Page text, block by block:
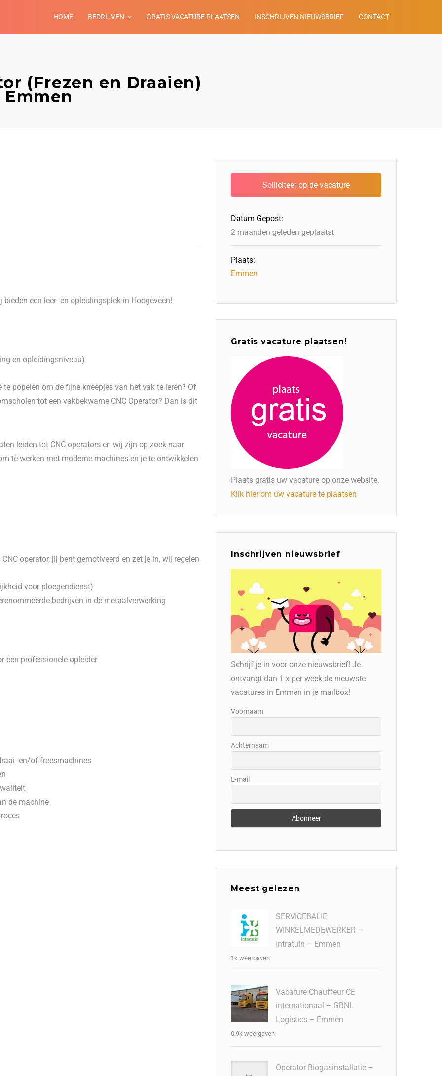
HOME BEDRIJVEN GRATIS VACATURE PLAATSEN INSCHRIJVEN NIEUWSBRIEF CONTACT
(Frezen en Draaien)
een leer- en opleidingsplek in Hoogeveen!
en opleidingsniveau)
popelen om de fijne kneepjes van het vak te leren? Of
tot een vakbekwame CNC Operator? Dan is dit
leiden tot CNC operators en wij zijn op zoek naar
te werken met moderne machines en je te ontwikkelen
operator, jij bent gemotiveerd en zet je in, wij regelen
voor ploegendienst)
bedrijven in de metaalverwerking
een professionele opleider
en/of freesmachines
de machine
Datum Gepost:
2 maanden geleden geplaatst
Plaats:
Emmen
Gratis vacature plaatsen!
Plaats gratis uw vacature op onze website.
Klik hier om uw vacature te plaatsen
Inschrijven nieuwsbrief
Schrijf je in voor onze nieuwsbrief! Je
ontvangt dan 1 x per week de nieuwste
vacatures in Emmen in je mailbox!
Voornaam
Achternaam
E-mail
Meest gelezen
SERVICEBALIE
WINKELMEDEWERKER –
Intratuin – Emmen
1k weergaven
Vacature Chauffeur CE
internationaal – GBNL
Logistics – Emmen
0.9k weergaven
Operator Biogasinstallatie –